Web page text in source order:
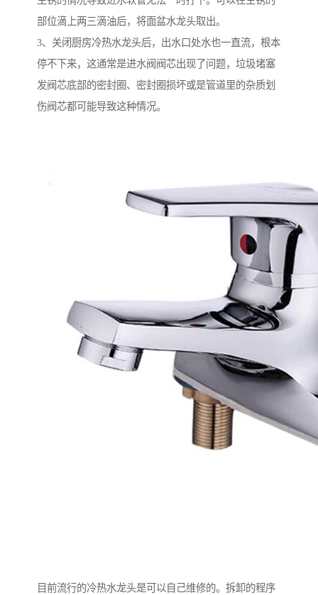
部位滴上两三滴油后，将面盆水龙头取出。
3、关闭厨房冷热水龙头后，出水口处水也一直流，根本
停不下来，这通常是进水阀阀芯出现了问题，垃圾堵塞
发阀芯底部的密封圈、密封圈损坏或是管道里的杂质划
伤阀芯都可能导致这种情况。
目前流行的冷热水龙头是可以自己维修的。拆卸的程序